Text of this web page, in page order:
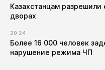
Казахстанцам разрешили
дворах
20:24
Более 16 000 человек
нарушение режима ЧП